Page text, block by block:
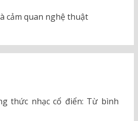
cảm quan nghệ thuật
thức nhạc cổ điển: Từ bình